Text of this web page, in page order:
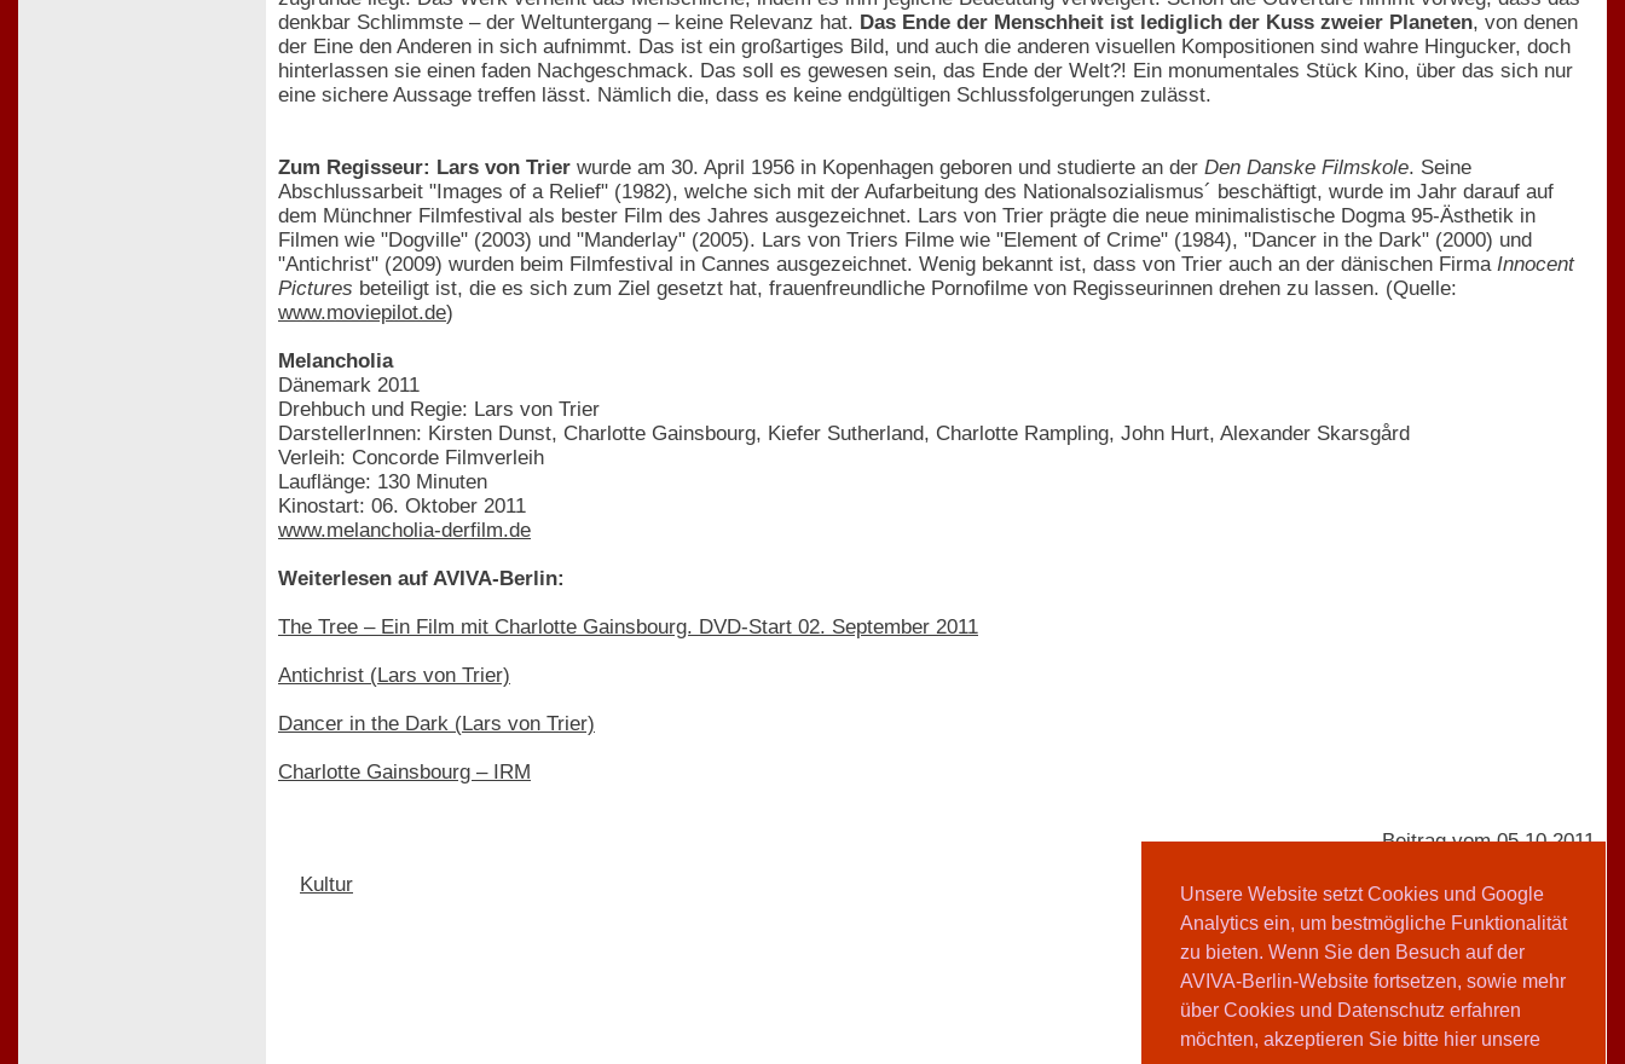
Unsere Website setzt Cookies und Google
Analytics ein, um bestmögliche Funktionalität
zu bieten. Wenn Sie den Besuch auf der
AVIVA-Berlin-Website fortsetzen, sowie mehr
über Cookies und Datenschutz erfahren
möchten, akzeptieren Sie bitte hier unsere
denkbar Schlimmste – der Weltuntergang – keine Relevanz hat. Das Ende der Menschheit ist lediglich der Kuss zweier Planeten, von denen
der Eine den Anderen in sich aufnimmt. Das ist ein großartiges Bild, und auch die anderen visuellen Kompositionen sind wahre Hingucker, doch
hinterlassen sie einen faden Nachgeschmack. Das soll es gewesen sein, das Ende der Welt?! Ein monumentales Stück Kino, über das sich nur
eine sichere Aussage treffen lässt. Nämlich die, dass es keine endgültigen Schlussfolgerungen zulässt.
Zum Regisseur: Lars von Trier wurde am 30. April 1956 in Kopenhagen geboren und studierte an der Den Danske Filmskole. Seine
Abschlussarbeit "Images of a Relief" (1982), welche sich mit der Aufarbeitung des Nationalsozialismus´ beschäftigt, wurde im Jahr darauf auf
dem Münchner Filmfestival als bester Film des Jahres ausgezeichnet. Lars von Trier prägte die neue minimalistische Dogma 95-Ästhetik in
Filmen wie "Dogville" (2003) und "Manderlay" (2005). Lars von Triers Filme wie "Element of Crime" (1984), "Dancer in the Dark" (2000) und
"Antichrist" (2009) wurden beim Filmfestival in Cannes ausgezeichnet. Wenig bekannt ist, dass von Trier auch an der dänischen Firma Innocent
Pictures beteiligt ist, die es sich zum Ziel gesetzt hat, frauenfreundliche Pornofilme von Regisseurinnen drehen zu lassen. (Quelle:
www.moviepilot.de)
Melancholia
Dänemark 2011
Drehbuch und Regie: Lars von Trier
DarstellerInnen: Kirsten Dunst, Charlotte Gainsbourg, Kiefer Sutherland, Charlotte Rampling, John Hurt, Alexander Skarsgård
Verleih: Concorde Filmverleih
Lauflänge: 130 Minuten
Kinostart: 06. Oktober 2011
www.melancholia-derfilm.de
Weiterlesen auf AVIVA-Berlin:
The Tree – Ein Film mit Charlotte Gainsbourg. DVD-Start 02. September 2011
Antichrist (Lars von Trier)
Dancer in the Dark (Lars von Trier)
Charlotte Gainsbourg – IRM
Kultur
Beitrag vom 05.10.2011
AVIVA-Redaktion
Teilen